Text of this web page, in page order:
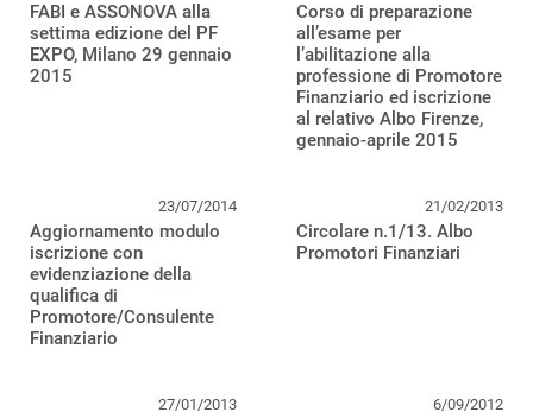
FABI e ASSONOVA alla
settima edizione del PF
EXPO, Milano 29 gennaio
2015
Corso di preparazione
all’esame per
l’abilitazione alla
professione di Promotore
Finanziario ed iscrizione
al relativo Albo Firenze,
gennaio-aprile 2015
23/07/2014
Aggiornamento modulo
iscrizione con
evidenziazione della
qualifica di
Promotore/Consulente
Finanziario
21/02/2013
Circolare n.1/13. Albo
Promotori Finanziari
27/01/2013 6/09/2012